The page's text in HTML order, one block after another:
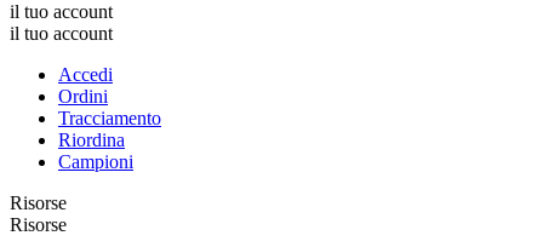
il tuo account
il tuo account
Accedi
Ordini
Tracciamento
Riordina
Campioni
Risorse
Risorse